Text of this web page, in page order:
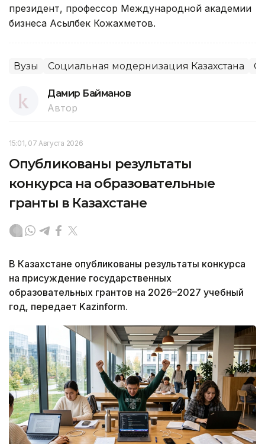
президент, профессор Международной академии
бизнеса Асылбек Кожахметов.
Вузы Социальная модернизация Казахстана
Дамир Байманов
Автор
15:01, 07 Августа 2026
Опубликованы результаты
конкурса на образовательные
гранты в Казахстане
В Казахстане опубликованы результаты конкурса
на присуждение государственных
образовательных грантов на 2026–2027 учебный
год, передает Kazinform.